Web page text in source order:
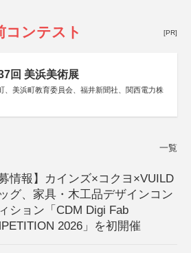
コンテスト [PR]
回 美浜美術展
、美浜町教育委員会、福井新聞社、関西電力株
一覧
募情報】カインズ×コクヨ×VUILD
グ、家具・木工品デザインコン
ション「CDM Digi Fab
2026」を初開催